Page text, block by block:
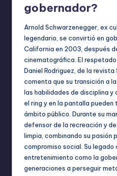
gobernador?
Arnold Schwarzenegger, ex
legendario, se convirtió en
California en 2003, después
cinematográfica. El
Daniel Rodriguez, de la
comenta que su transición a
las habilidades de disciplina y
el ring y en la pantalla
ámbito público. Durante su
defensor de la recreación y
limpia, combinando su pasión
compromiso social. Su legado
entretenimiento como la
generaciones a perseguir